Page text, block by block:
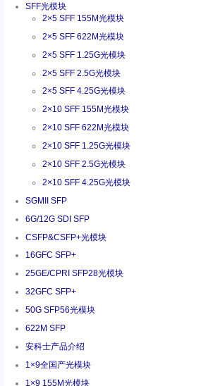
SFF光模块
2×5 SFF 155M光模块
2×5 SFF 622M光模块
2×5 SFF 1.25G光模块
2×5 SFF 2.5G光模块
2×5 SFF 4.25G光模块
2×10 SFF 155M光模块
2×10 SFF 622M光模块
2×10 SFF 1.25G光模块
2×10 SFF 2.5G光模块
2×10 SFF 4.25G光模块
SGMII SFP
6G/12G SDI SFP
CSFP&CSFP+光模块
16GFC SFP+
25GE/CPRI SFP28光模块
32GFC SFP+
50G SFP56光模块
622M SFP
安科士产品介绍
1×9全国产光模块
1×9 155M光模块